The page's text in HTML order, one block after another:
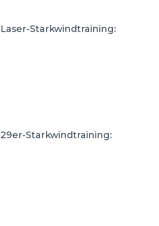
Laser-Starkwindtraining:
29er-Starkwindtraining: